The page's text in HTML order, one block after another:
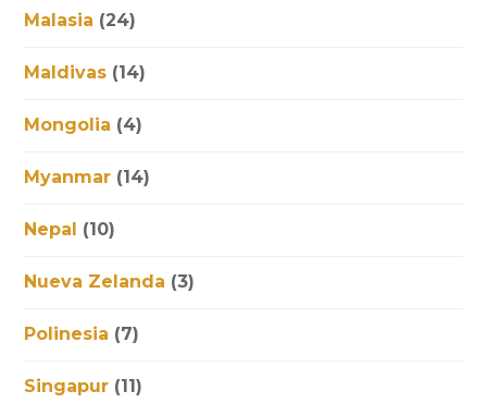
Malasia (24)
Maldivas (14)
Mongolia (4)
Myanmar (14)
Nepal (10)
Nueva Zelanda (3)
Polinesia (7)
Singapur (11)